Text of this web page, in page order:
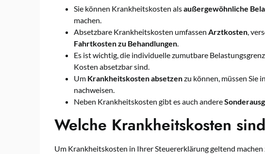
Sie können Krankheitskosten alsaußergewöhnliche
machen.
Absetzbare Krankheitskosten umfassen Arztkosten,
Fahrtkosten zu Behandlungen.
Es ist wichtig, die individuelle zumutbare
Kosten absetzbar sind.
Um Krankheitskosten absetzenzu können, müssen Sie
nachweisen.
Neben Krankheitskosten gibt es auch andere
Welche Krankheitskosten
Um Krankheitskosten in Ihrer Steuererklärung geltend